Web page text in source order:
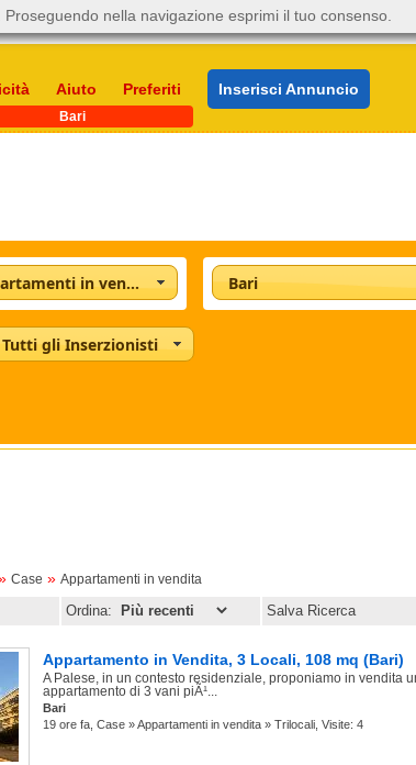
Aiuto Preferiti Inserisci Annuncio
Bari
» Appartamenti in vendita Bari
Tutti gli Inserzionisti
Case » Appartamenti in vendita
Ordina: Salva Ricerca
Appartamento in Vendita, 3 Locali, 108 mq (Bari)
A Palese, in un contesto residenziale, proponiamo in vendita
appartamento di 3 vani piÃ¹...
Bari
19 ore fa, Case » Appartamenti in vendita » Trilocali, Visite: 4
nella navigazione esprimi il tuo consenso.